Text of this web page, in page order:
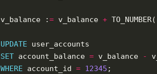
v_balance := v_balance + TO_NUMBER(
UPDATE
SET account_balance = v_balance -
WHERE account_id = 12345